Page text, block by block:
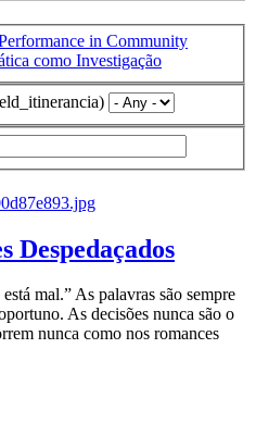
in Community
como Investigação
Despedaçados
mal.” As palavras são sempre
As decisões nunca são o
nunca como nos romances